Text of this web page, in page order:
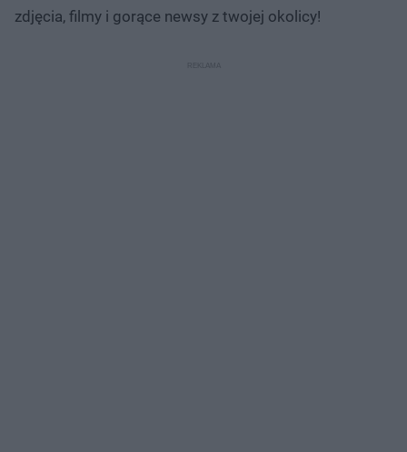
zdjęcia, filmy i gorące newsy z twojej okolicy!